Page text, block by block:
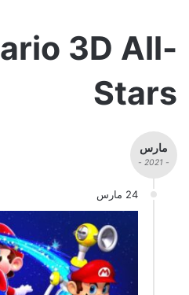
3D All-
Stars
مارس
- 2021 -
24 مارس